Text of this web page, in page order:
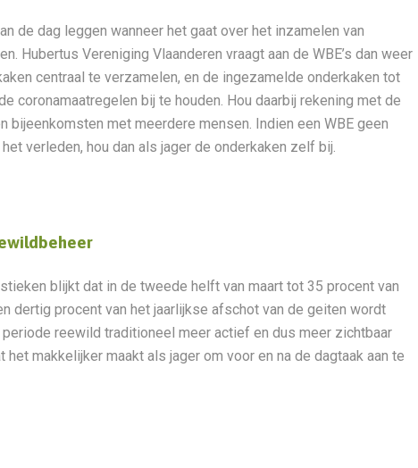
de dag leggen wanneer het gaat over het inzamelen van
Hubertus Vereniging Vlaanderen vraagt aan de WBE’s dan weer
centraal te verzamelen, en de ingezamelde onderkaken tot
coronamaatregelen bij te houden. Hou daarbij rekening met de
met meerdere mensen. Indien een WBE geen
verleden, hou dan als jager de onderkaken zelf bij.
blijkt dat in de tweede helft van maart tot 35 procent van
dertig procent van het jaarlijkse afschot van de geiten wordt
reewild traditioneel meer actief en dus meer zichtbaar
makkelijker maakt als jager om voor en na de dagtaak aan te